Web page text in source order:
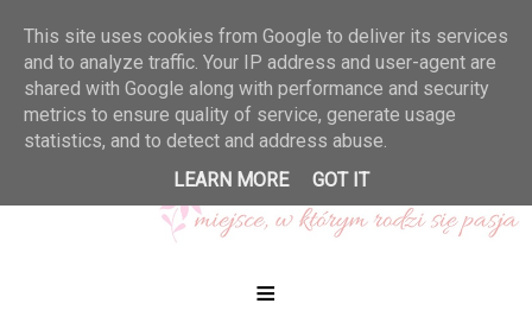
≡
This site uses cookies from Google to deliver its services
and to analyze traffic. Your IP address and user-agent are
shared with Google along with performance and security
metrics to ensure quality of service, generate usage
statistics, and to detect and address abuse.
LEARN MORE
GOT IT